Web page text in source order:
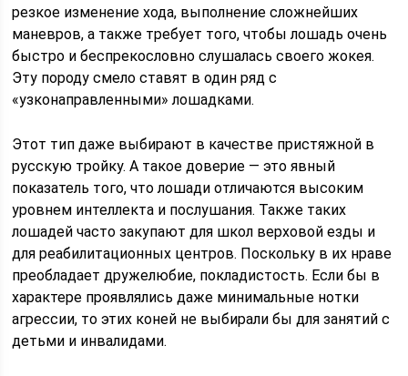
резкое изменение хода, выполнение сложнейших
маневров, а также требует того, чтобы лошадь очень
быстро и беспрекословно слушалась своего жокея.
Эту породу смело ставят в один ряд с
«узконаправленными» лошадками.
Этот тип даже выбирают в качестве пристяжной в
русскую тройку. А такое доверие — это явный
показатель того, что лошади отличаются высоким
уровнем интеллекта и послушания. Также таких
лошадей часто закупают для школ верховой езды и
для реабилитационных центров. Поскольку в их нраве
преобладает дружелюбие, покладистость. Если бы в
характере проявлялись даже минимальные нотки
агрессии, то этих коней не выбирали бы для занятий с
детьми и инвалидами.